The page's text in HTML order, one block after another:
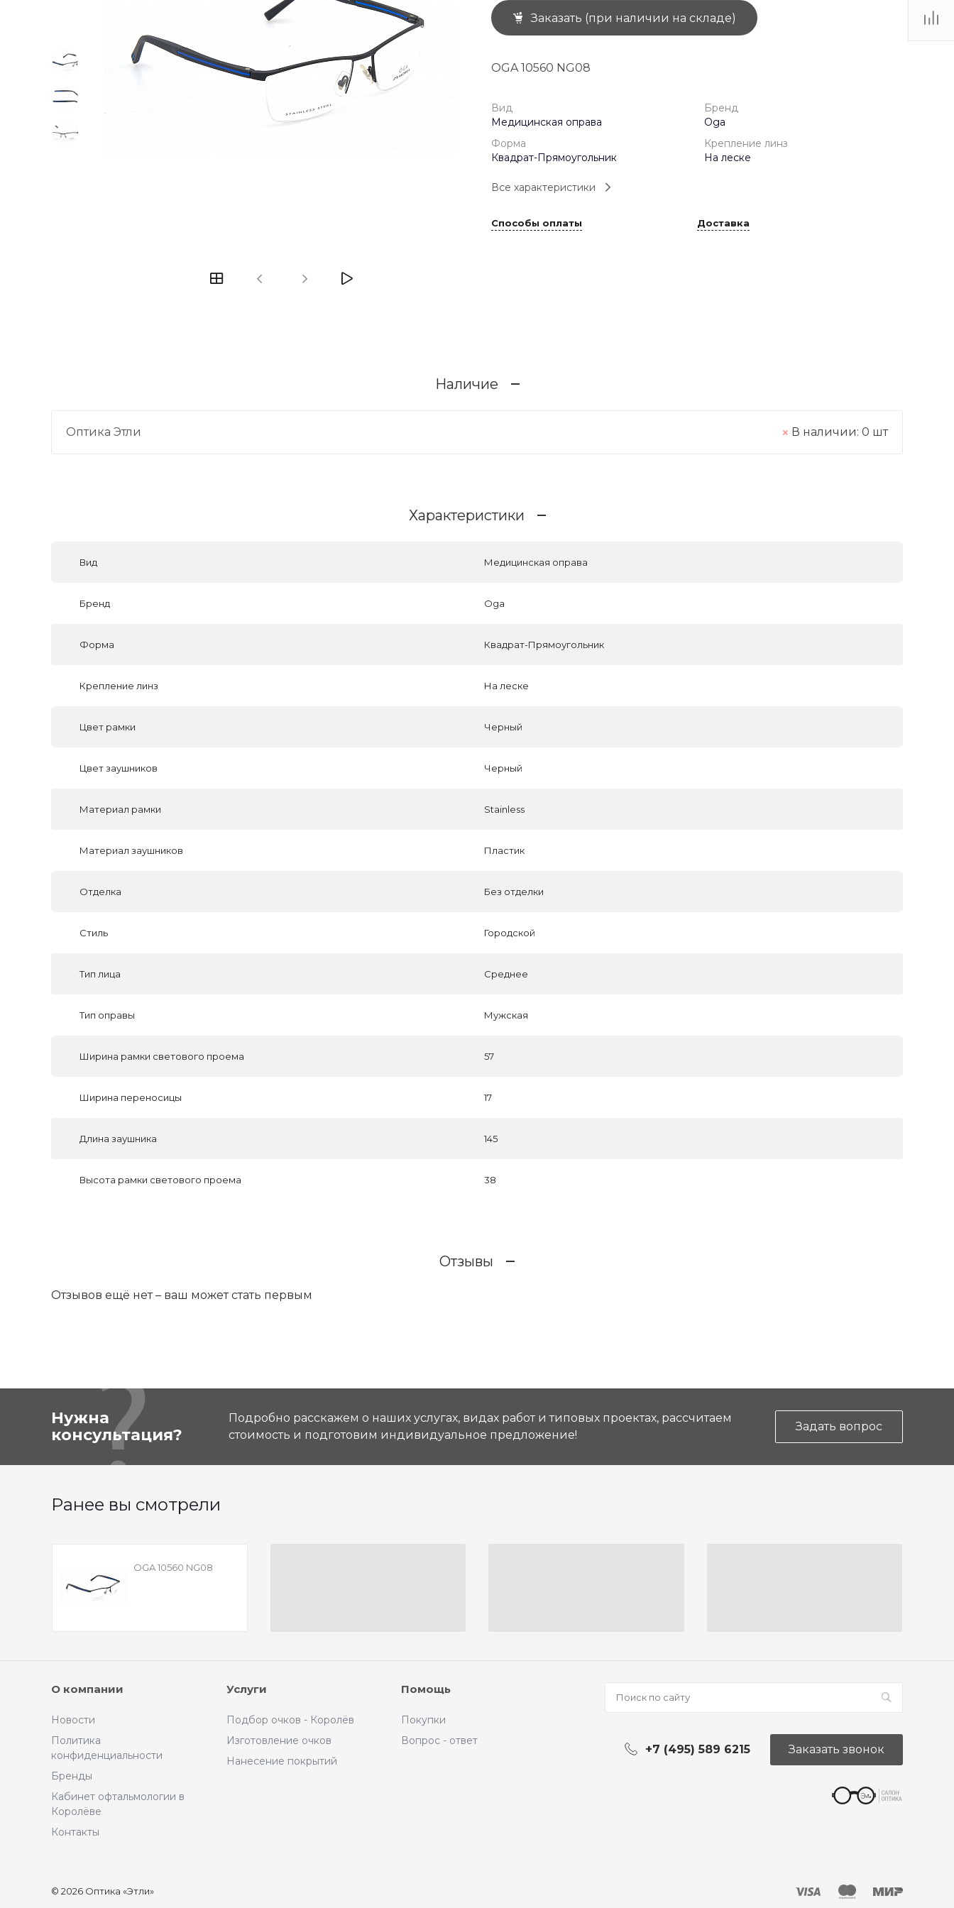
+7 (926) 092 4274
г. Королёв, пр-т
(0-9)
1 мая: 10:00-19:00
9 мая: 10:00-19:00
Заказать (при наличии на складе)
OGA 10560 NG08
Вид
Медицинская оправа
Бренд
Oga
Форма
Квадрат-Прямоугольник
Крепление линз
На леске
Все характеристики
Способы оплаты Доставка
Наличие
Оптика Этли В наличии: 0 шт
Характеристики
Вид Медицинская оправа
Бренд Oga
Форма Квадрат-Прямоугольник
Крепление линз На леске
Цвет рамки Черный
Цвет заушников Черный
Материал рамки Stainless
Материал заушников Пластик
Отделка Без отделки
Стиль Городской
Тип лица Среднее
Тип оправы Мужская
Ширина рамки светового проема 57
Ширина переносицы 17
Длина заушника 145
Высота рамки светового проема 38
Отзывы
Отзывов ещё нет – ваш может стать первым
Нужна
консультация?
Подробно расскажем о наших услугах, видах работ и типовых проектах, рассчитаем
стоимость и подготовим индивидуальное предложение!
Задать вопрос
Ранее вы смотрели
OGA 10560 NG08
О компании
Новости
Политика
конфиденциальности
Бренды
Кабинет офтальмологии в
Королёве
Контакты
Услуги
Подбор очков - Королёв
Изготовление очков
Нанесение покрытий
Помощь
Покупки
Вопрос - ответ
+7 (495) 589 6215 Заказать звонок
© 2026 Оптика «Этли»